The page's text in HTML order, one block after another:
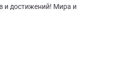
и достижений! Мира и